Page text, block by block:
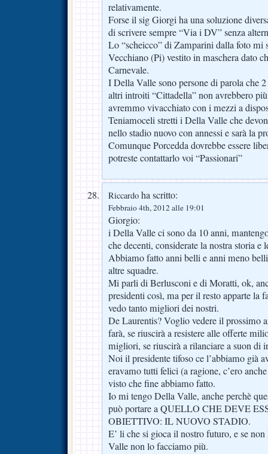
relativamente.
Forse il sig Giorgi ha una soluzione
di scrivere sempre “Via i DV” senza
Lo “scheicco” di Zamparini dalla foto mi
Vecchiano (Pi) vestito in maschera dato
Carnevale.
I Della Valle sono persone di parola che
altri introiti “Cittadella” non avrebbero
avremmo vivacchiato con i mezzi a
Teniamoceli stretti i Della Valle che
nello stadio nuovo con annessi e sarà la
Comunque Porcedda dovrebbe essere
potreste contattarlo voi “Passionari”
Riccardo ha scritto:
Febbraio 4th, 2012 alle 19:01
Giorgio:
i Della Valle ci sono da 10 anni,
che decenti, considerate la nostra storia e
Abbiamo fatto anni belli e anni meno
altre squadre.
Mi parli di Berlusconi e di Moratti, ok,
presidenti così, ma per il resto apparte la
vedo tanto migliori dei nostri.
De Laurentis? Voglio vedere il prossimo
farà, se riuscirà a resistere alle offerte
migliori, se riuscirà a rilanciare a suon di
Noi il presidente tifoso ce l’abbiamo già
eravamo tutti felici (a ragione, c’ero
visto che fine abbiamo fatto.
Io mi tengo Della Valle, anche perchè
può portare a QUELLO CHE DEVE
OBIETTIVO: IL NUOVO STADIO.
E’ li che si gioca il nostro futuro, e se
Valle non lo facciamo più.